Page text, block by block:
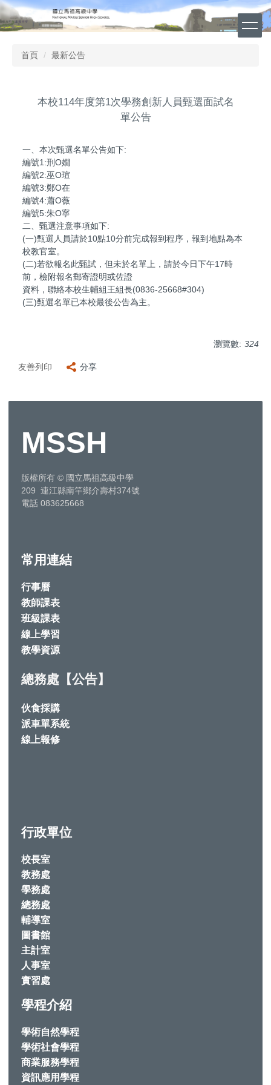
跳
到
主
首頁 最新公告
本校114年度第1次學務創新人員甄選面試名
單公告
一、本次甄選名單公告如下:
編號1:刑O嫺
編號2:巫O瑄
編號3:鄭O在
編號4:蕭O薇
編號5:朱O寧
二、甄選注意事項如下:
(一)甄選人員請於10點10分前完成報到程序，報到地點為本
校教官室。
(二)若欲報名此甄試，但未於名單上，請於今日下午17時
前，檢附報名郵寄證明或佐證
資料，聯絡本校生輔組王組長(0836-25668#304)
(三)甄選名單已本校最後公告為主。
瀏覽數: 324
友善列印 分享
MSSH
版權所有 © 國立馬祖高級中學
209 連江縣南竿鄉介壽村374號
電話 083625668
常用連結
行事曆
教師課表
班級課表
線上學習
教學資源
總務處【公告】
伙食採購
派車單系統
線上報修
行政單位
校長室
教務處
學務處
總務處
輔導室
圖書館
主計室
人事室
實習處
學程介紹
學術自然學程
學術社會學程
商業服務學程
資訊應用學程